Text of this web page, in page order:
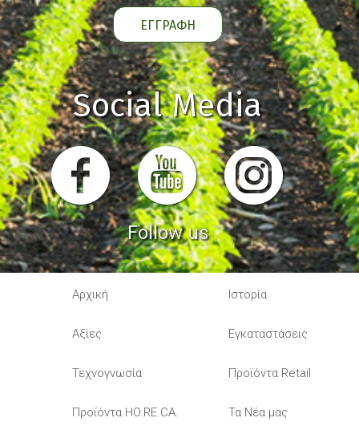
Social Media
Follow us
Αρχική Ιστορία
Αξίες Εγκαταστάσεις
Τεχνογνωσία Προϊόντα Retail
Προϊόντα HO.RE.CA. Τα Νέα μας